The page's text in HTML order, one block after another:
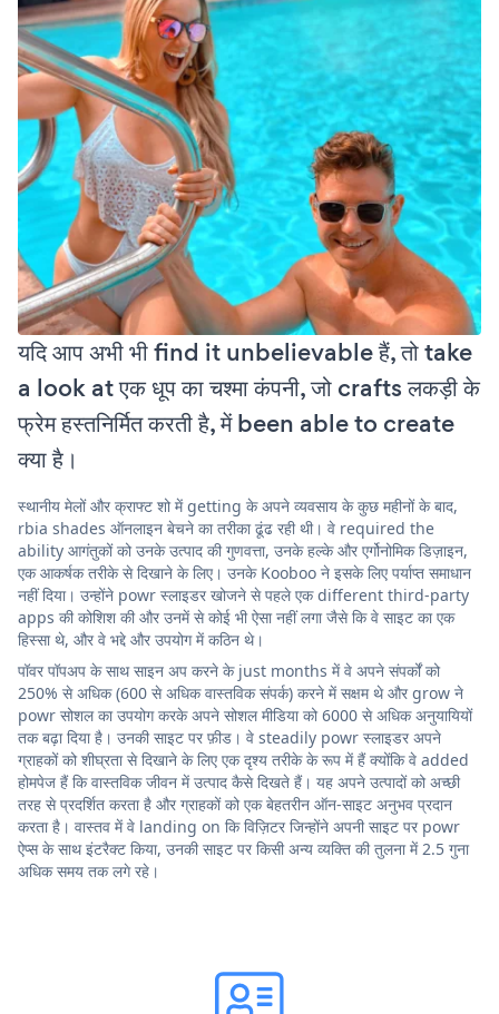
यदि आप अभी भी find it unbelievable हैं, तो take
a look at एक धूप का चश्मा कंपनी, जो crafts लकड़ी के
फ्रेम हस्तनिर्मित करती है, में been able to create
क्या है।
स्थानीय मेलों और क्राफ्ट शो में getting के अपने व्यवसाय के कुछ महीनों के बाद,
rbia shades ऑनलाइन बेचने का तरीका ढूंढ रही थी। वे required the
ability आगंतुकों को उनके उत्पाद की गुणवत्ता, उनके हल्के और एर्गोनोमिक डिज़ाइन,
एक आकर्षक तरीके से दिखाने के लिए। उनके Kooboo ने इसके लिए पर्याप्त समाधान
नहीं दिया। उन्होंने powr स्लाइडर खोजने से पहले एक different third-party
apps की कोशिश की और उनमें से कोई भी ऐसा नहीं लगा जैसे कि वे साइट का एक
हिस्सा थे, और वे भद्दे और उपयोग में कठिन थे।
पॉवर पॉपअप के साथ साइन अप करने के just months में वे अपने संपर्कों को
250% से अधिक (600 से अधिक वास्तविक संपर्क) करने में सक्षम थे और grow ने
powr सोशल का उपयोग करके अपने सोशल मीडिया को 6000 से अधिक अनुयायियों
तक बढ़ा दिया है। उनकी साइट पर फ़ीड। वे steadily powr स्लाइडर अपने
ग्राहकों को शीघ्रता से दिखाने के लिए एक दृश्य तरीके के रूप में हैं क्योंकि वे added
होमपेज हैं कि वास्तविक जीवन में उत्पाद कैसे दिखते हैं। यह अपने उत्पादों को अच्छी
तरह से प्रदर्शित करता है और ग्राहकों को एक बेहतरीन ऑन-साइट अनुभव प्रदान
करता है। वास्तव में वे landing on कि विज़िटर जिन्होंने अपनी साइट पर powr
ऐप्स के साथ इंटरैक्ट किया, उनकी साइट पर किसी अन्य व्यक्ति की तुलना में 2.5 गुना
अधिक समय तक लगे रहे।